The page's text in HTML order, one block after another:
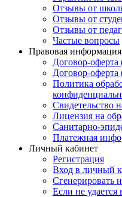
Отзывы от
Отзывы от
Отзывы от
Частые вопросы
Правовая информация
Договор-оферта
Договор-оферта
Политика
Свидетельство
Лицензия на
Санитарно-
Платежная
Личный кабинет
Регистрация
Вход в личный
Сгенерировать
Если не